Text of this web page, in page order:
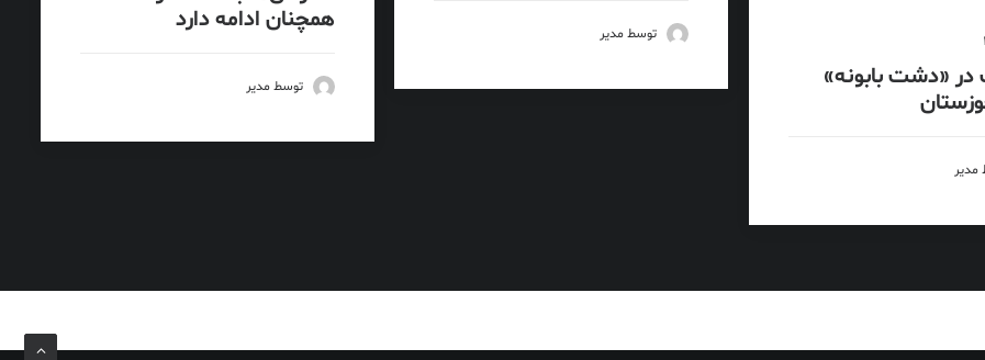
همچنان ادامه دارد
توسط مدیر
توسط مدیر
«دشت بابونه»